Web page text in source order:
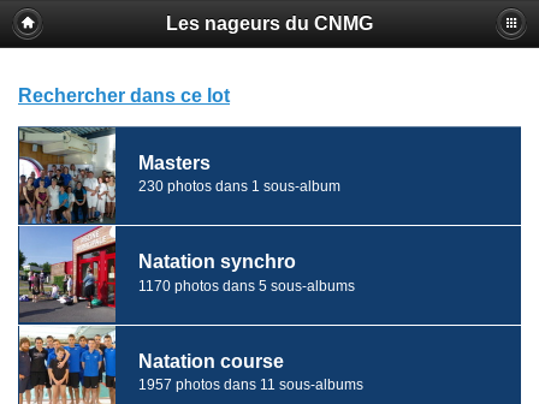
Les nageurs du CNMG
Rechercher dans ce lot
Masters
230 photos dans 1 sous-album
Natation synchro
1170 photos dans 5 sous-albums
Natation course
1957 photos dans 11 sous-albums